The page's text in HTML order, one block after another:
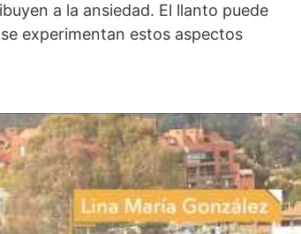
a la ansiedad. El llanto puede
experimentan estos aspectos